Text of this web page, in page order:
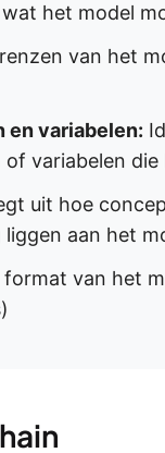
het model
van het
en variabelen:
variabelen
uit hoe
aan het
van het